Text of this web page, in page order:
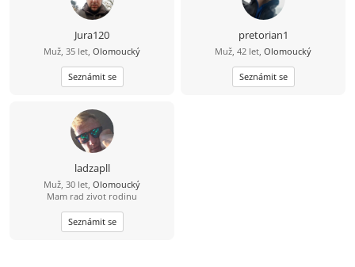
Jura120
Muž, 35 let, Olomoucký
Seznámit se
pretorian1
Muž, 42 let, Olomoucký
Seznámit se
ladzapll
Muž, 30 let, Olomoucký
Mam rad zivot rodinu
Seznámit se